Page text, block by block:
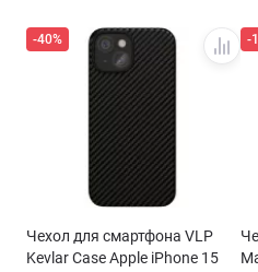
-40%
Чехол для смартфона VLP
Kevlar Case Apple iPhone 15
-